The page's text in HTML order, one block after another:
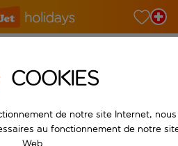
d'aide
questions les plus fréquemment
notre équipe, nous avons un
pratique pour vous aider.
COOKIES
de notre site Internet, nous
au fonctionnement de notre